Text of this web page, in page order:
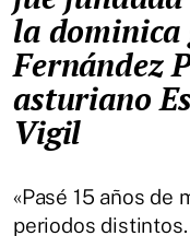
la dominica
Fernández
asturiano
Vigil
«Pasé 15 años de
periodos